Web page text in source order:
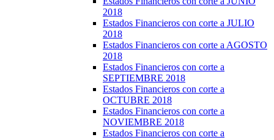
2018
Estados Financieros con corte a JULIO
2018
Estados Financieros con corte a AGOSTO
2018
Estados Financieros con corte a
SEPTIEMBRE 2018
Estados Financieros con corte a
OCTUBRE 2018
Estados Financieros con corte a
NOVIEMBRE 2018
Estados Financieros con corte a